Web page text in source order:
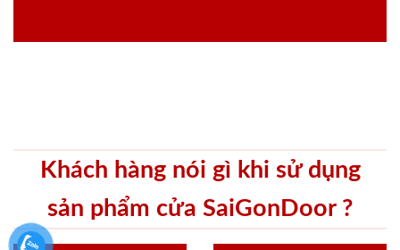
Khách hàng nói gì khi sử dụng
sản phẩm cửa SaiGonDoor ?